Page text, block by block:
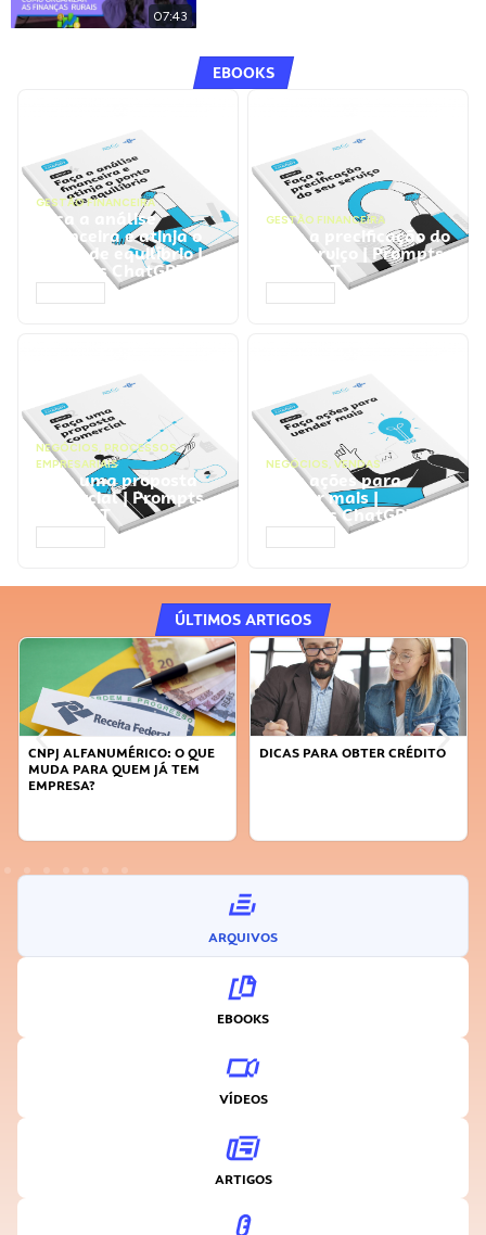
07:43
EBOOKS
GESTÃO FINANCEIRA
Faça a análise
financeira e atinja o
ponto de equilíbrio |
Prompts ChatGPT
GESTÃO FINANCEIRA
Faça a precificação do
seu serviço | Prompts
ChatGPT
NEGÓCIOS, PROCESSOS
EMPRESARIAIS
Faça uma proposta
comercial | Prompts
ChatGPT
NEGÓCIOS, VENDAS
Faça ações para
vender mais |
Prompts ChatGPT
ÚLTIMOS ARTIGOS
CNPJ ALFANUMÉRICO: O QUE
MUDA PARA QUEM JÁ TEM
EMPRESA?
DICAS PARA OBTER CRÉDITO
ARQUIVOS
EBOOKS
VÍDEOS
ARTIGOS